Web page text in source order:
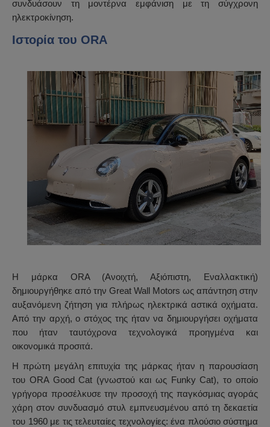
συνδυάσουν τη μοντέρνα εμφάνιση με τη σύγχρονη
ηλεκτροκίνηση.
Ιστορία του ORA
Η μάρκα ORA (Ανοιχτή, Αξιόπιστη, Εναλλακτική)
δημιουργήθηκε από την Great Wall Motors ως απάντηση στην
αυξανόμενη ζήτηση για πλήρως ηλεκτρικά αστικά οχήματα.
Από την αρχή, ο στόχος της ήταν να δημιουργήσει οχήματα
που ήταν ταυτόχρονα τεχνολογικά προηγμένα και
οικονομικά προσιτά.
Η πρώτη μεγάλη επιτυχία της μάρκας ήταν η παρουσίαση
του ORA Good Cat (γνωστού και ως Funky Cat), το οποίο
γρήγορα προσέλκυσε την προσοχή της παγκόσμιας αγοράς
χάρη στον συνδυασμό στυλ εμπνευσμένου από τη δεκαετία
του 1960 με τις τελευταίες τεχνολογίες: ένα πλούσιο σύστημα